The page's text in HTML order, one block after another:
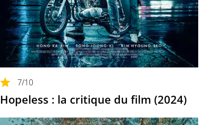
7/10
Hopeless : la critique du film (2024)